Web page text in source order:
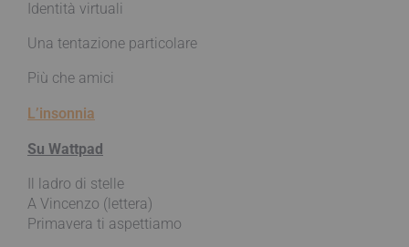
Identità virtuali
Una tentazione particolare
Più che amici
L’insonnia
Su Wattpad
Il ladro di stelle
A Vincenzo (lettera)
Primavera ti aspettiamo